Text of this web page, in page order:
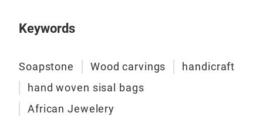
Keywords
Soapstone Wood carvings
handicraft
hand woven sisal bags
African Jewelery